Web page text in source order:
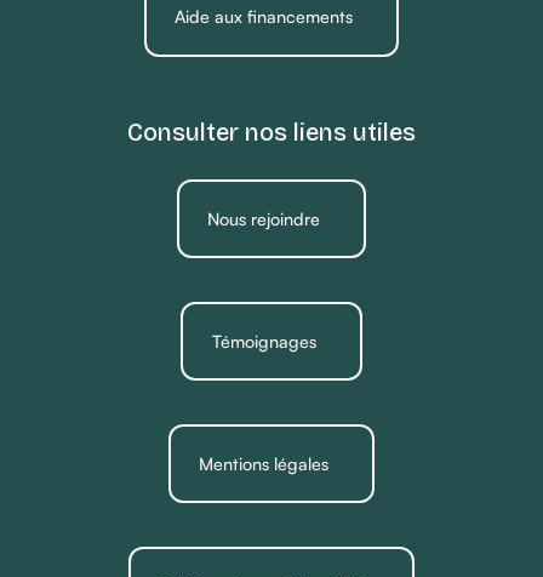
Aide aux financements
Consulter nos liens utiles
Nous rejoindre
Témoignages
Mentions légales